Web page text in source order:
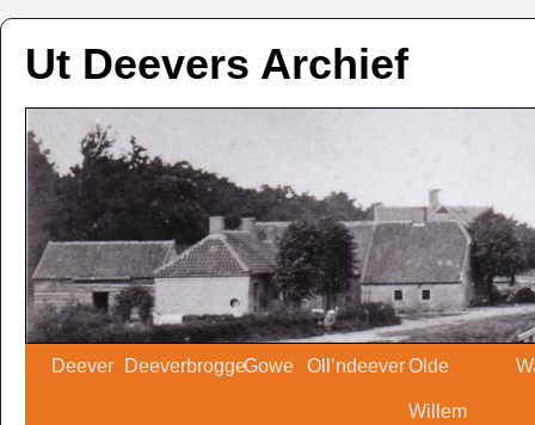
Ut Deevers Archief
Deever DeeverbroggeGowe Oll’ndeeverOlde
Willem